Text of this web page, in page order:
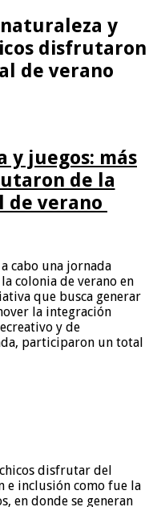
naturaleza y
disfrutaron
de verano
y juegos: más
de la
de verano
cabo una jornada
colonia de verano en
que busca generar
la integración
y de
participaron un total
disfrutar del
e inclusión como fue la
en donde se generan